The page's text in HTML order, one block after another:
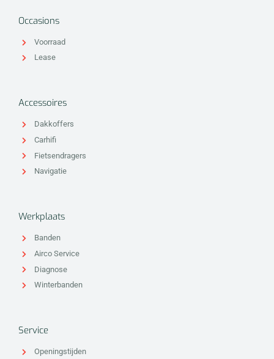
Occasions
Voorraad
Lease
Accessoires
Dakkoffers
Carhifi
Fietsendragers
Navigatie
Werkplaats
Banden
Airco Service
Diagnose
Winterbanden
Service
Openingstijden